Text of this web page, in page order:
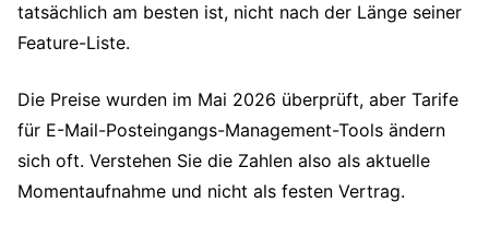
tatsächlich am besten ist, nicht nach der Länge seiner
Feature-Liste.
Die Preise wurden im Mai 2026 überprüft, aber Tarife
für E-Mail-Posteingangs-Management-Tools ändern
sich oft. Verstehen Sie die Zahlen also als aktuelle
Momentaufnahme und nicht als festen Vertrag.